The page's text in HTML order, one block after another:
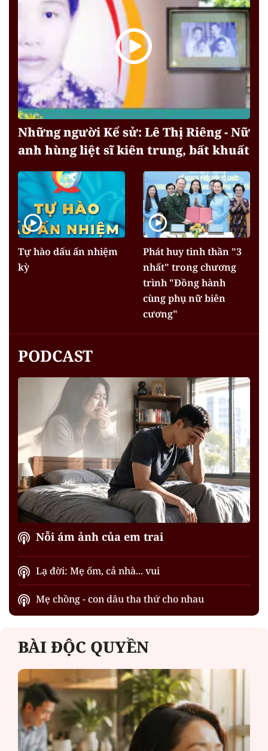
Những người Kể sử: Lê Thị Riêng - Nữ
anh hùng liệt sĩ kiên trung, bất khuất
Tự hào dấu ấn nhiệm
kỳ
Phát huy tinh thần "3
nhất" trong chương
trình "Đồng hành
cùng phụ nữ biên
cương"
PODCAST
Nỗi ám ảnh của em trai
Lạ đời: Mẹ ốm, cả nhà... vui
Mẹ chồng - con dâu tha thứ cho nhau
BÀI ĐỘC QUYỀN